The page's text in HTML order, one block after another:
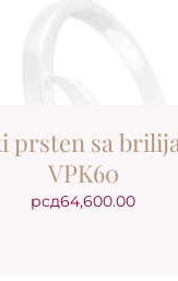
prsten sa
VPK60
рсд64,600.00